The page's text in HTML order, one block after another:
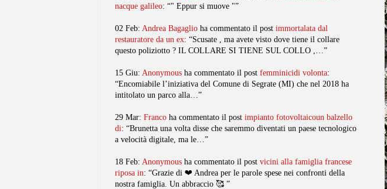
nacque galileo: “" Eppur si muove "”
02 Feb: Andrea Bagaglio ha commentato il post immortalata dal
restauratore da un ex: “Scusate , ma avete visto dove tiene il collare
questo poliziotto ? IL COLLARE SI TIENE SUL COLLO ,…”
15 Giu: Anonymous ha commentato il post femminicidi volonta:
“Encomiabile l’iniziativa del Comune di Segrate (MI) che nel 2018 ha
intitolato un parco alla…”
29 Mar: Franco ha commentato il post impianto fotovoltaicoun balzello
di: “Brunetta una volta disse che saremmo diventati un paese tecnologico
a velocità digitale, ma le…”
18 Feb: Anonymous ha commentato il post vicini alla famiglia francese
riposa in: “Grazie di ❤️ Andrea per le parole spese nei confronti della
nostra famiglia. Un abbraccio 🥰 ”